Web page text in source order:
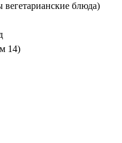
блюда)
14)